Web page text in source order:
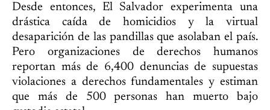
Desde entonces, El Salvador experimenta una
drástica caída de homicidios y la virtual
desaparición de las pandillas que asolaban el país.
Pero organizaciones de derechos humanos
reportan más de 6,400 denuncias de supuestas
violaciones a derechos fundamentales y estiman
que más de 500 personas han muerto bajo